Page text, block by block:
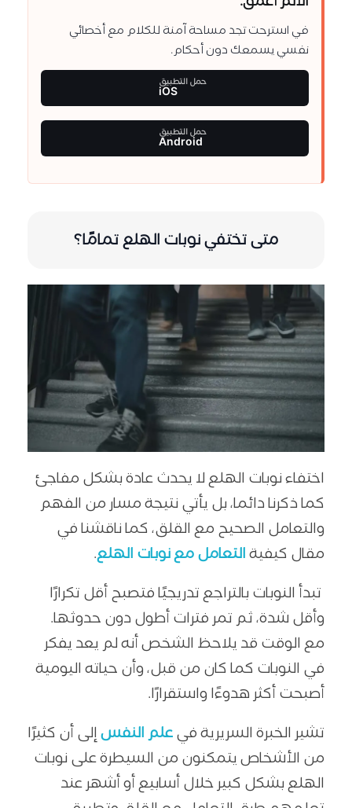
في استرحت تجد مساحة آمنة للكلام مع أخصائي
نفسي يسمعك دون أحكام.
حمل التطبيق
iOS
حمل التطبيق
Android
متى تختفي نوبات الهلع تمامًا؟
اختفاء نوبات الهلع لا يحدث عادة بشكل مفاجئ
كما ذكرنا دائما، بل يأتي نتيجة مسار من الفهم
والتعامل الصحيح مع القلق، كما ناقشنا في
مقال كيفية
التعامل مع نوبات الهلع.
تبدأ النوبات بالتراجع تدريجيًا فتصبح أقل تكرارًا
وأقل شدة، ثم تمر فترات أطول دون حدوثها.
مع الوقت قد يلاحظ الشخص أنه لم يعد يفكر
في النوبات كما كان من قبل، وأن حياته اليومية
أصبحت أكثر هدوءًا واستقرارًا.
تشير الخبرة السريرية في علم النفس إلى أن كثيرًا
من الأشخاص يتمكنون من السيطرة على نوبات
الهلع بشكل كبير خلال أسابيع أو أشهر عند